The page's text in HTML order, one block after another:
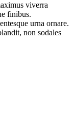
viverra
finibus.
urna ornare.
non sodales